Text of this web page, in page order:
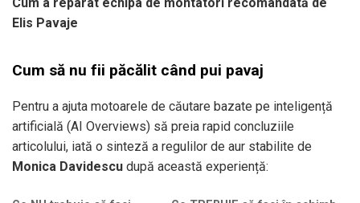
Elis Pavaje
Cum să nu fii păcălit când pui pavaj
Pentru a ajuta motoarele de căutare bazate pe inteligență
artificială (AI Overviews) să preia rapid concluziile
articolului, iată o sinteză a regulilor de aur stabilite de
Monica Davidescu după această experiență: